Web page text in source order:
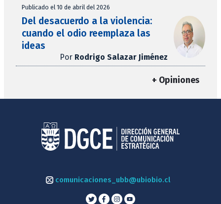
Publicado el 10 de abril del 2026
Del desacuerdo a la violencia:
cuando el odio reemplaza las
ideas
Por Rodrigo Salazar Jiménez
+ Opiniones
comunicaciones_ubb@ubiobio.cl